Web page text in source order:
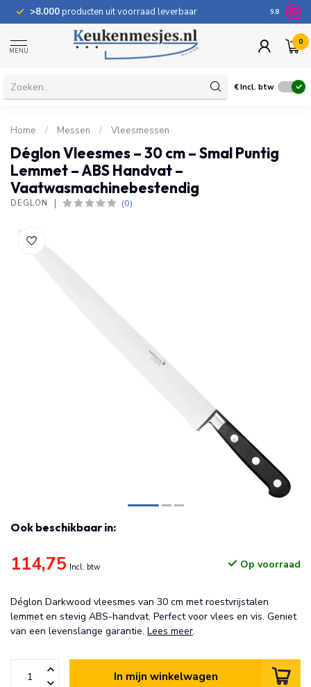
>8.000producten uit voorraad leverbaar 100
9.8
MENU
0
€Incl. btw
Home / Messen / Vleesmessen
Déglon Vleesmes – 30 cm – Smal Puntig
Lemmet – ABS Handvat –
Vaatwasmachinebestendig
DÉGLON (0)
Ook beschikbaar in:
114,75 Incl. btw Op voorraad
Déglon Darkwood vleesmes van 30 cm met roestvrijstalen
lemmet en stevig ABS-handvat. Perfect voor vlees en vis. Geniet
van een levenslange garantie. Lees meer.
In mijn winkelwagen